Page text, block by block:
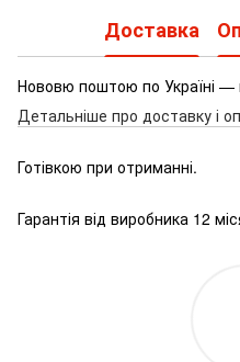
Доставка
Нововю поштою по Україні —
Детальніше про доставку і
Готівкою при отриманні.
Гарантія від виробника 12